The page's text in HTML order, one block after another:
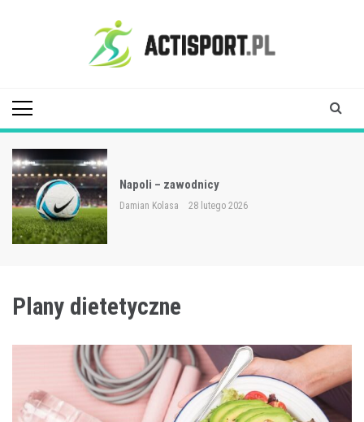
Napoli – zawodnicy
Damian Kolasa 28 lutego 2026
Plany dietetyczne